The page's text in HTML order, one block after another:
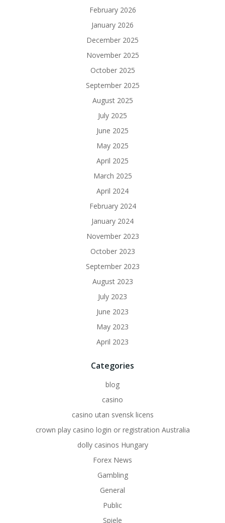
February 2026
January 2026
December 2025
November 2025
October 2025
September 2025
August 2025
July 2025
June 2025
May 2025
April 2025
March 2025
April 2024
February 2024
January 2024
November 2023
October 2023
September 2023
August 2023
July 2023
June 2023
May 2023
April 2023
Categories
blog
casino
casino utan svensk licens
crown play casino login or registration Australia
dolly casinos Hungary
Forex News
Gambling
General
Public
Spiele